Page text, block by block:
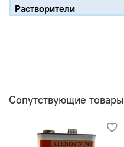
Растворители
Сопутствующие товары